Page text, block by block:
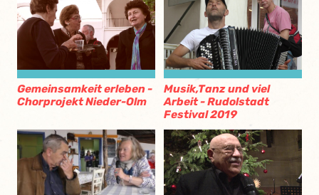
Gemeinsamkeit erleben -
Chorprojekt Nieder-Olm
Musik,Tanz und viel
Arbeit - Rudolstadt
Festival 2019